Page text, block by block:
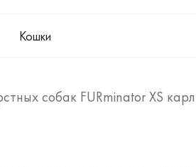
Кошки
собак FURminator XS